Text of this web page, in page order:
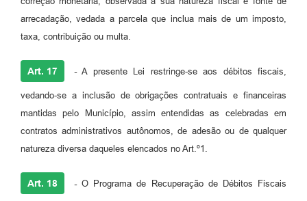
arrecadação, vedada a parcela que inclua mais de um imposto,
taxa, contribuição ou multa.
Art. 17 -A presente Lei restringe-se aos débitos fiscais,
vedando-se a inclusão de obrigações contratuais e financeiras
mantidas pelo Município, assim entendidas as celebradas em
contratos administrativos autônomos, de adesão ou de qualquer
natureza diversa daqueles elencados no Art.º1.
Art. 18 -O Programa de Recuperação de Débitos Fiscais